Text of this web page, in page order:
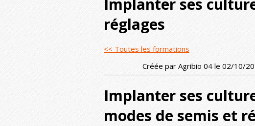
Implanter ses
réglages
<< Toutes les formations
Créée par Agribio 04 le 02/10/
Implanter ses
modes de semis et